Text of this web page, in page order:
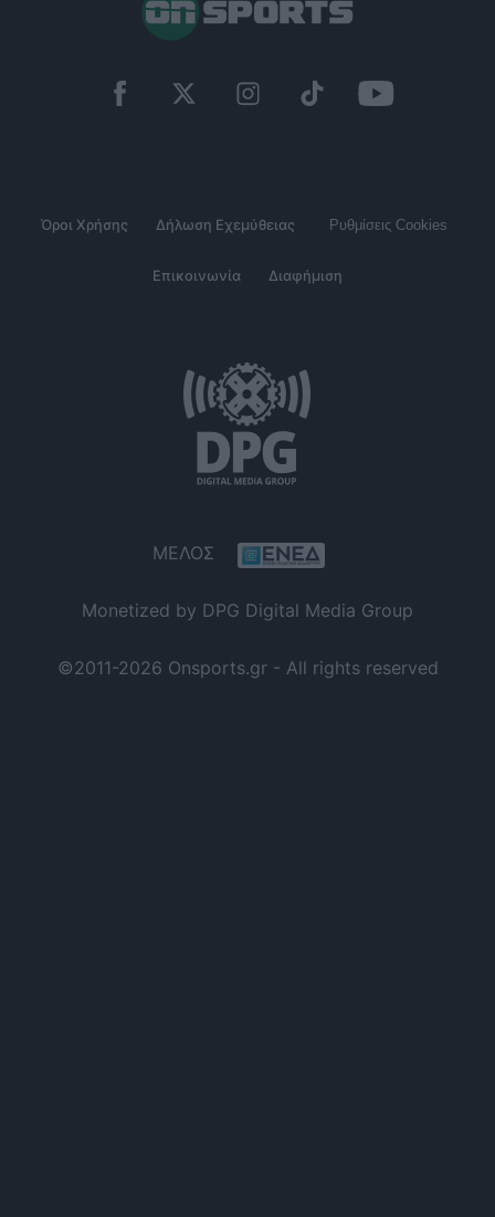
Όροι Χρήσης Δήλωση Εχεμύθειας Ρυθμίσεις Cookies
Επικοινωνία Διαφήμιση
ΜΕΛΟΣ
Monetized by DPG Digital Media Group
©2011-2026 Onsports.gr - All rights reserved